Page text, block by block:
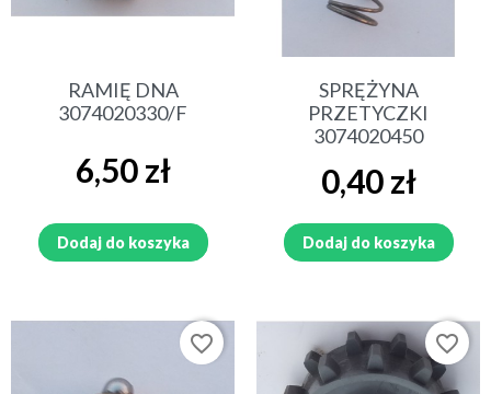
RAMIĘ DNA
3074020330/F
Cena
6,50 zł
Dodaj do koszyka
SPRĘŻYNA
PRZETYCZKI
3074020450
Cena
0,40 zł
Dodaj do koszyka
favorite_border favorite_border